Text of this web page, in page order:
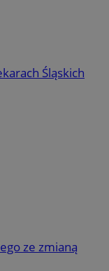
Śląskich
ze zmianą